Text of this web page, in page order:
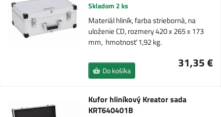
Skladom 2 ks
Materiál hliník, farba strieborná, na
uloženie CD, rozmery 420 x 265 x 173
mm, hmotnosť 1,92 kg.
31,35 €
Do košíka
Kufor hliníkový Kreator sada
KRT640401B